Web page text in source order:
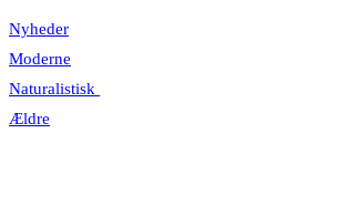
Nyheder
Moderne
Naturalistisk
Ældre